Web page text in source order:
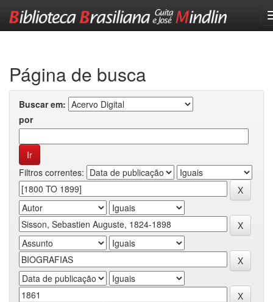
Página de busca
Buscar em:
por
Filtros correntes: